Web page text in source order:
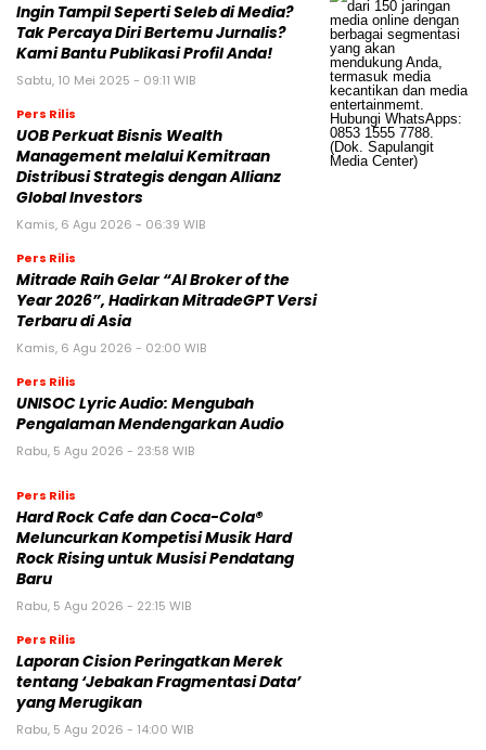
Ingin Tampil Seperti Seleb di Media?
Tak Percaya Diri Bertemu Jurnalis?
Kami Bantu Publikasi Profil Anda!
Sabtu, 10 Mei 2025 - 09:11 WIB
Pers Rilis
UOB Perkuat Bisnis Wealth
Management melalui Kemitraan
Distribusi Strategis dengan Allianz
Global Investors
Kamis, 6 Agu 2026 - 06:39 WIB
Pers Rilis
Mitrade Raih Gelar “AI Broker of the
Year 2026”, Hadirkan MitradeGPT Versi
Terbaru di Asia
Kamis, 6 Agu 2026 - 02:00 WIB
Pers Rilis
UNISOC Lyric Audio: Mengubah
Pengalaman Mendengarkan Audio
Rabu, 5 Agu 2026 - 23:58 WIB
Pers Rilis
Hard Rock Cafe dan Coca-Cola®
Meluncurkan Kompetisi Musik Hard
Rock Rising untuk Musisi Pendatang
Baru
Rabu, 5 Agu 2026 - 22:15 WIB
Pers Rilis
Laporan Cision Peringatkan Merek
tentang ‘Jebakan Fragmentasi Data’
yang Merugikan
Rabu, 5 Agu 2026 - 14:00 WIB